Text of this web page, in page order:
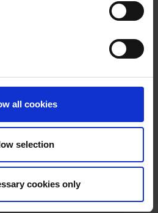
all cookies
selection
cookies only
zu sichern, damit es
werden kann.
für weiter steigende
Hartmut Jaensch in
von FOCUS-
23. Oktober 2024)
wie Ihnen prediqma